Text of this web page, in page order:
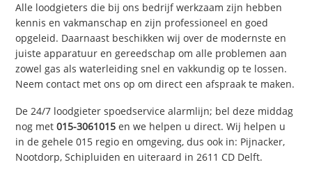
Alle loodgieters die bij ons bedrijf werkzaam zijn hebben
kennis en vakmanschap en zijn professioneel en goed
opgeleid. Daarnaast beschikken wij over de modernste en
juiste apparatuur en gereedschap om alle problemen aan
zowel gas als waterleiding snel en vakkundig op te lossen.
Neem contact met ons op om direct een afspraak te maken.
De 24/7 loodgieter spoedservice alarmlijn; bel deze middag
nog met015-3061015 en we helpen u direct. Wij helpen u
in de gehele 015 regio en omgeving, dus ook in: Pijnacker,
Nootdorp, Schipluiden en uiteraard in 2611 CD Delft.